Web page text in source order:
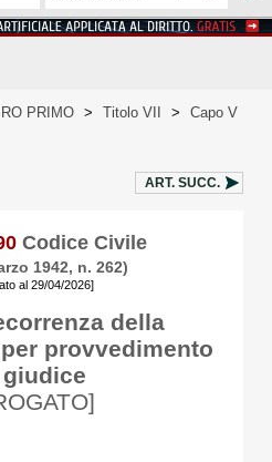
PRIMO > Titolo VII >
Capo V
ART. SUCC.
Codice Civile
1942, n. 262)
al 29/04/2026]
della
provvedimento